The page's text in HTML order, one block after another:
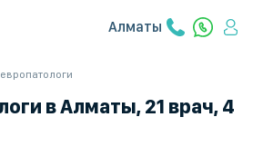
Алматы
в Алматы, 21 врач, 4